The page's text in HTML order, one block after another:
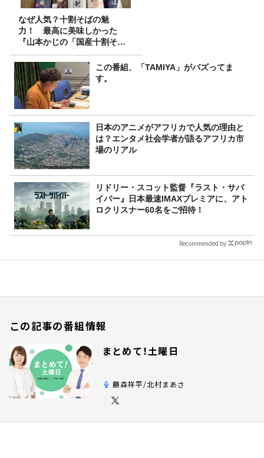
なぜ人気？十割そばの魅
力！ 最高に美味しかった
『山本かじの「国産十割そ
ば」』とは？【十割そば10種
食べ比べ】
この番組、「TAMIYA」がバズってま
す。
日本のアニメがアフリカで人気の理由と
は？エンタメ社会学者が語るアフリカ市
場のリアル
リドリー・スコット監督『ラスト・サバ
イバー』日本最速IMAXプレミアに、アト
ロクリスナー60名をご招待！
Recommended by
この記事の番組情報
まとめて！土曜日
藤森祥平/北村まあさ